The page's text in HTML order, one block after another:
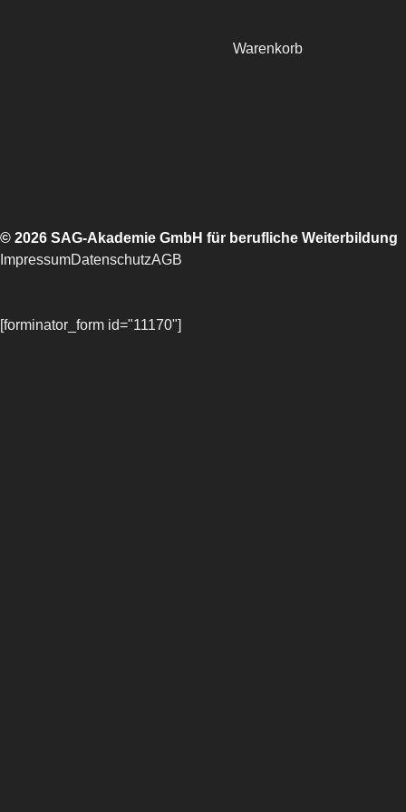
Warenkorb
© 2026 SAG-Akademie GmbH für berufliche Weiterbildung
ImpressumDatenschutzAGB
[forminator_form id="11170"]